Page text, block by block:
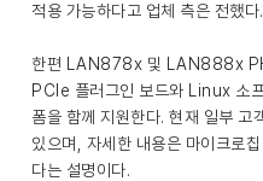
적용 가능하다고 업체 측은 전했다.
한편 LAN878x 및 LAN888x
PCIe 플러그인 보드와 Linux 소
폼을 함께 지원한다. 현재 일부 고
있으며, 자세한 내용은 마이크로
다는 설명이다.